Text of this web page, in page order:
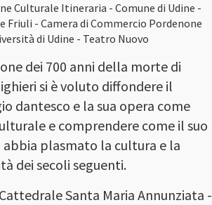
Culturale Itineraria - Comune di Udine -
Friuli - Camera di Commercio Pordenone
di Udine - Teatro Nuovo
dei 700 anni della morte di
si è voluto diffondere il
dantesco e la sua opera come
e comprendere come il suo
abbia plasmato la cultura e la
dei secoli seguenti.
Santa Maria Annunziata -